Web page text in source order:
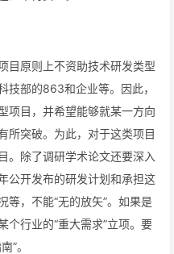
目原则上不资助技术研发类型
技部的863和企业等。因此，
项目，并希望能够就某一方向
所突破。为此，对于这类项目
。除了调研学术论文还要深入
公开发布的研发计划和承担这
等，不能“无的放矢”。如果是
个行业的“重大需求”立项。要
”。